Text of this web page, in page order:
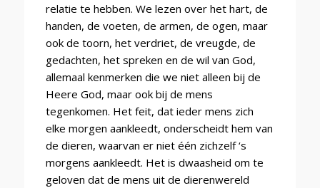
relatie te hebben. We lezen over het hart, de
handen, de voeten, de armen, de ogen, maar
ook de toorn, het verdriet, de vreugde, de
gedachten, het spreken en de wil van God,
allemaal kenmerken die we niet alleen bij de
Heere God, maar ook bij de mens
tegenkomen. Het feit, dat ieder mens zich
elke morgen aankleedt, onderscheidt hem van
de dieren, waarvan er niet één zichzelf ‘s
morgens aankleedt. Het is dwaasheid om te
geloven dat de mens uit de dierenwereld